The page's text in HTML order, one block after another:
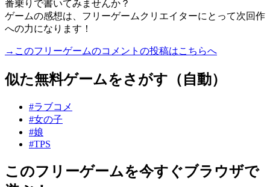
番乗りで書いてみませんか？
ゲームの感想は、フリーゲームクリエイターにとって次回作
への力になります！
→このフリーゲームのコメントの投稿はこちらへ
似た無料ゲームをさがす（自動）
#ラブコメ
#女の子
#娘
#TPS
このフリーゲームを今すぐブラウザで